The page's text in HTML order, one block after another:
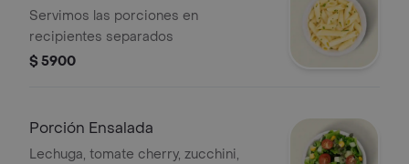
mayonesa (fría)
Servimos las porciones en
recipientes separados
$ 5900
Porción Ensalada
Lechuga, tomate cherry, zucchini,